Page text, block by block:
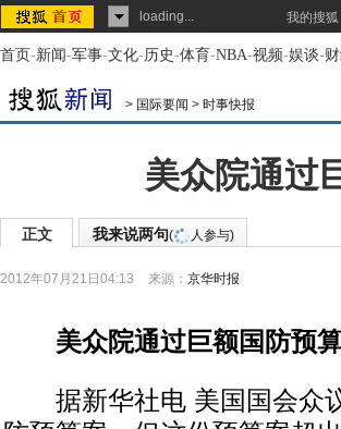
loading... 我的搜狐
首页-新闻-军事-文化-历史-体育-NBA-视频-娱谈-
> 国际要闻 > 时事快报
美众院通过
正文 我来说两句( 人参与)
2012年07月21日04:13 来源： 京华时报
美众院通过巨额国防预
据新华社电 美国国会众